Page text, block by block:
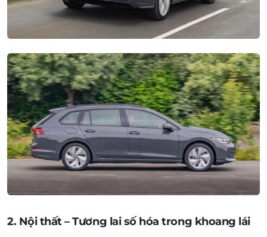
2. Nội thất – Tương lai số hóa trong khoang lái